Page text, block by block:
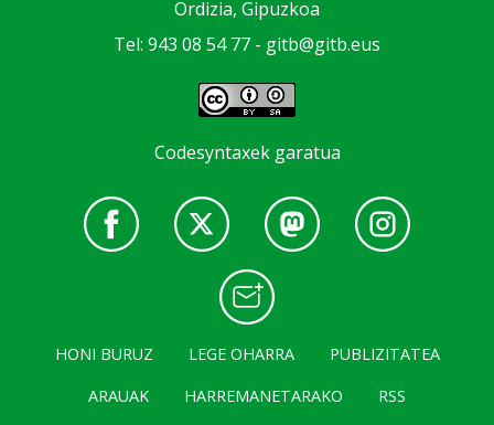
Ordizia, Gipuzkoa
Tel: 943 08 54 77 - gitb@gitb.eus
Codesyntaxek garatua
HONI BURUZ LEGE OHARRA
PUBLIZITATEA
ARAUAK
HARREMANETARAKO RSS